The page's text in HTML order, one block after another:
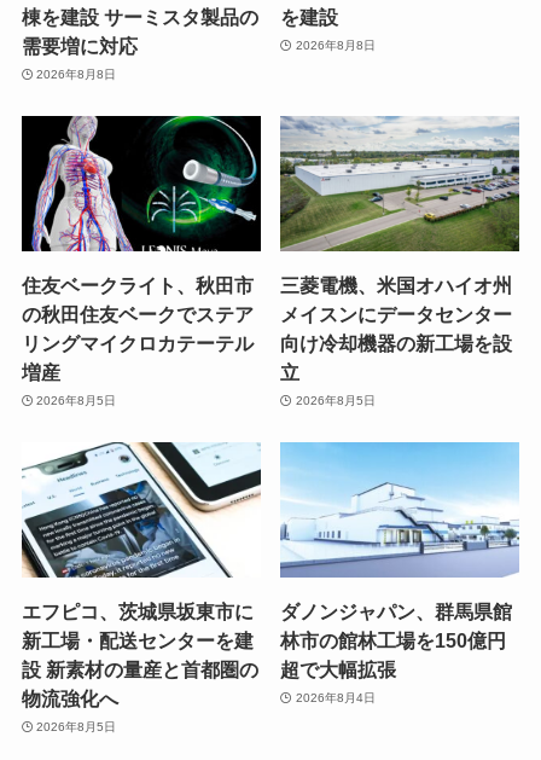
棟を建設 サーミスタ製品の
需要増に対応
2026年8月8日
を建設
2026年8月8日
住友ベークライト、秋田市
の秋田住友ベークでステア
リングマイクロカテーテル
増産
2026年8月5日
三菱電機、米国オハイオ州
メイスンにデータセンター
向け冷却機器の新工場を設
立
2026年8月5日
エフピコ、茨城県坂東市に
新工場・配送センターを建
設 新素材の量産と首都圏の
物流強化へ
2026年8月5日
ダノンジャパン、群馬県館
林市の館林工場を150億円
超で大幅拡張
2026年8月4日